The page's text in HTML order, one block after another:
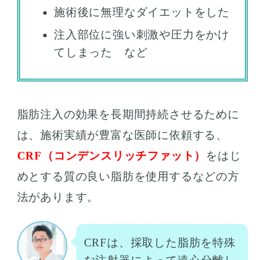
施術後に無理なダイエットをした
注入部位に強い刺激や圧力をかけ
てしまった など
脂肪注入の効果を長期間持続させるために
は、施術実績が豊富な医師に依頼する、
CRF（コンデンスリッチファット） をはじ
めとする質の良い脂肪を使用するなどの方
法があります。
CRFは、採取した脂肪を特殊